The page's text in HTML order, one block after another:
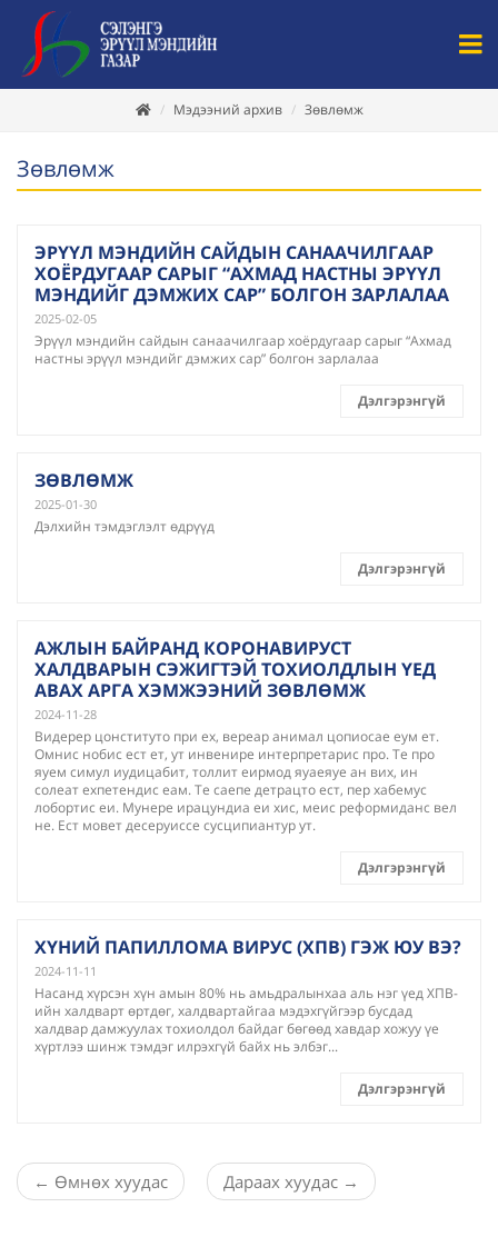
Мэдээний архив Зөвлөмж
Зөвлөмж
ЭРҮҮЛ МЭНДИЙН САЙДЫН САНААЧИЛГААР
ХОЁРДУГААР САРЫГ “АХМАД НАСТНЫ ЭРҮҮЛ
МЭНДИЙГ ДЭМЖИХ САР” БОЛГОН ЗАРЛАЛАА
2025-02-05
Эрүүл мэндийн сайдын санаачилгаар хоёрдугаар сарыг “Ахмад
настны эрүүл мэндийг дэмжих сар” болгон зарлалаа
Дэлгэрэнгүй
ЗӨВЛӨМЖ
2025-01-30
Дэлхийн тэмдэглэлт өдрүүд
Дэлгэрэнгүй
АЖЛЫН БАЙРАНД КОРОНАВИРУСТ
ХАЛДВАРЫН СЭЖИГТЭЙ ТОХИОЛДЛЫН ҮЕД
АВАХ АРГА ХЭМЖЭЭНИЙ ЗӨВЛӨМЖ
2024-11-28
Видерер цонституто при ех, вереар анимал цопиосае еум ет.
Омнис нобис ест ет, ут инвенире интерпретарис про. Те про
яуем симул иудицабит, толлит еирмод яуаеяуе ан вих, ин
солеат ехпетендис еам. Те саепе детрацто ест, пер хабемус
лобортис еи. Мунере ирацундиа еи хис, меис реформиданс вел
не. Ест мовет десеруиссе сусципиантур ут.
Дэлгэрэнгүй
ХҮНИЙ ПАПИЛЛОМА ВИРУС (ХПВ) ГЭЖ ЮУ ВЭ?
2024-11-11
Насанд хүрсэн хүн амын 80% нь амьдралынхаа аль нэг үед ХПВ-
ийн халдварт өртдөг, халдвартайгаа мэдэхгүйгээр бусдад
халдвар дамжуулах тохиолдол байдаг бөгөөд хавдар хожуу үе
хүртлээ шинж тэмдэг илрэхгүй байх нь элбэг...
Дэлгэрэнгүй
← Өмнөх хуудас Дараах хуудас →